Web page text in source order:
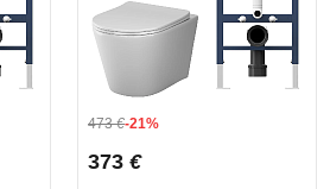
473€-21%
373 €